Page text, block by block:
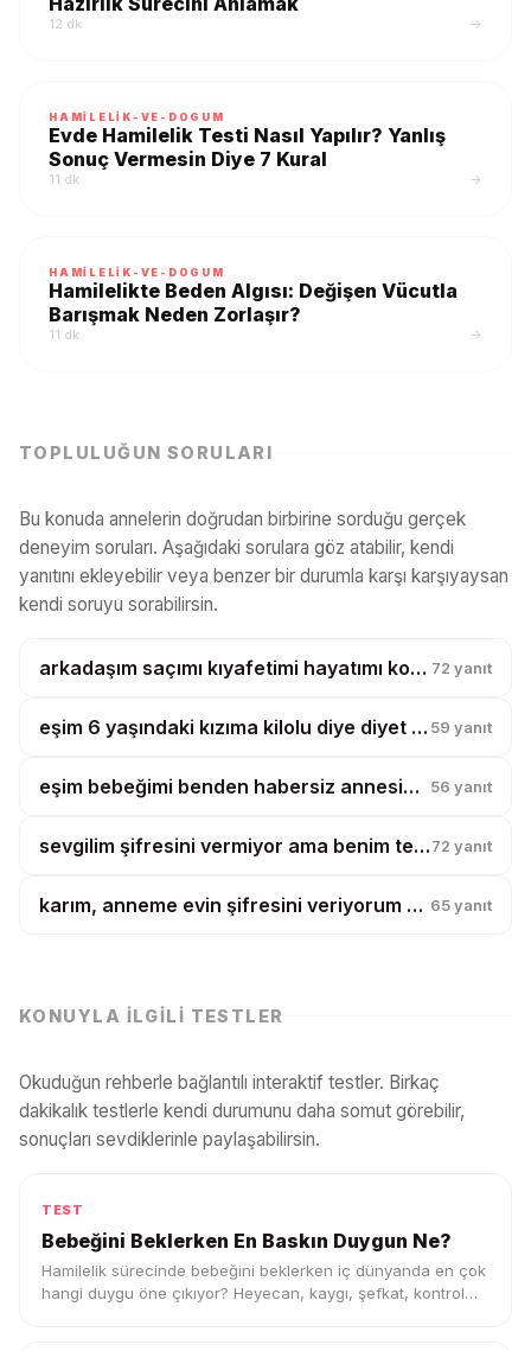
12 dk →
HAMILELIK-VE-DOGUM
Evde Hamilelik Testi Nasıl Yapılır? Yanlış
Sonuç Vermesin Diye 7 Kural
11 dk →
HAMILELIK-VE-DOGUM
Hamilelikte Beden Algısı: Değişen Vücutla
Barışmak Neden Zorlaşır?
11 dk →
TOPLULUĞUN SORULARI
Bu konuda annelerin doğrudan birbirine sorduğu gerçek
deneyim soruları. Aşağıdaki sorulara göz atabilir, kendi
yanıtını ekleyebilir veya benzer bir durumla karşı karşıyaysan
kendi soruyu sorabilirsin.
arkadaşım saçımı kıyafetimi hayatımı kopyalıyor, artık tesadüf diyemiyorum? 72 yanıt
eşim 6 yaşındaki kızıma kilolu diye diyet yaptırmak istiyor? 59 yanıt
eşim bebeğimi benden habersiz annesine götürüp şehir dışında bir gece kalmış? 56 yanıt
sevgilim şifresini vermiyor ama benim telefonumu karıştırıyor, bu güven mi? 72 yanıt
karım, anneme evin şifresini veriyorum diye boşanmak istiyor? 65 yanıt
KONUYLA İLGILI TESTLER
Okuduğun rehberle bağlantılı interaktif testler. Birkaç
dakikalık testlerle kendi durumunu daha somut görebilir,
sonuçları sevdiklerinle paylaşabilirsin.
TEST
Bebeğini Beklerken En Baskın Duygun Ne?
Hamilelik sürecinde bebeğini beklerken iç dünyanda en çok
hangi duygu öne çıkıyor? Heyecan, kaygı, şefkat, kontrol